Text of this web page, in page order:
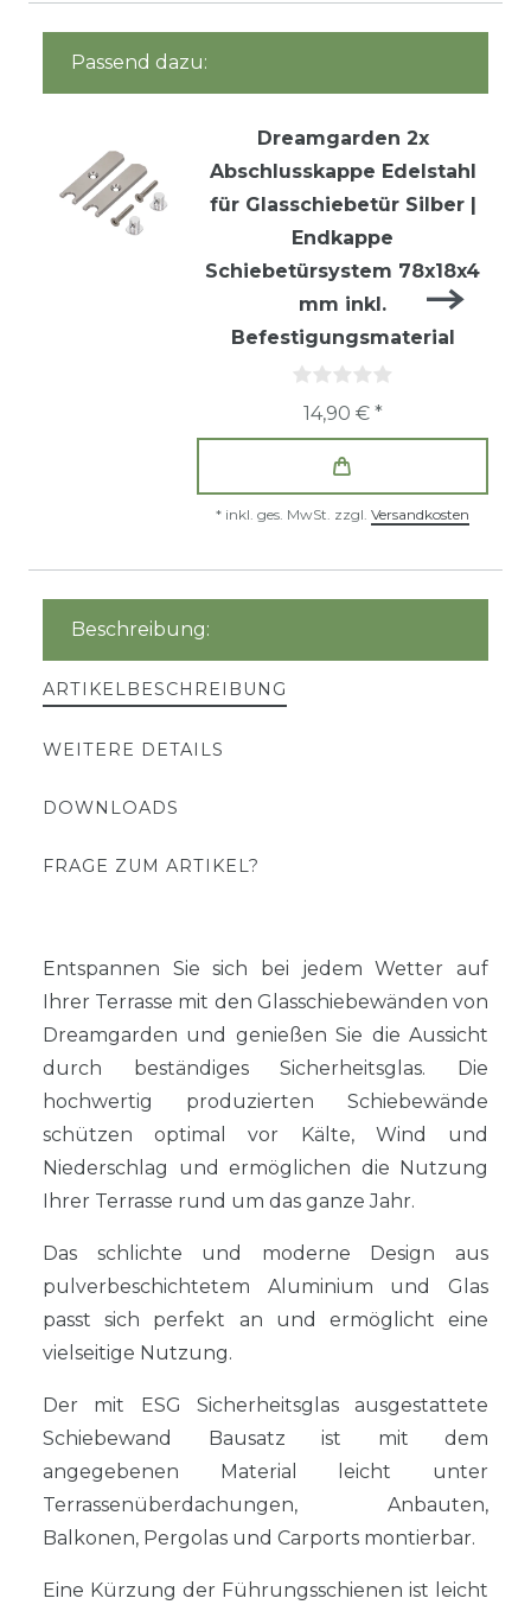
Passend dazu:
Dreamgarden 2x
Abschlusskappe Edelstahl
für Glasschiebetür Silber |
Endkappe
Schiebetürsystem 78x18x4
mm inkl.
Befestigungsmaterial
14,90 € *
* inkl. ges. MwSt. zzgl. Versandkosten
Beschreibung:
ARTIKELBESCHREIBUNG
WEITERE DETAILS
DOWNLOADS
FRAGE ZUM ARTIKEL?
Entspannen Sie sich bei jedem Wetter auf
Ihrer Terrasse mit den Glasschiebewänden von
Dreamgarden und genießen Sie die Aussicht
durch beständiges Sicherheitsglas. Die
hochwertig produzierten Schiebewände
schützen optimal vor Kälte, Wind und
Niederschlag und ermöglichen die Nutzung
Ihrer Terrasse rund um das ganze Jahr.
Das schlichte und moderne Design aus
pulverbeschichtetem Aluminium und Glas
passt sich perfekt an und ermöglicht eine
vielseitige Nutzung.
Der mit ESG Sicherheitsglas ausgestattete
Schiebewand Bausatz ist mit dem
angegebenen Material leicht unter
Terrassenüberdachungen, Anbauten,
Balkonen, Pergolas und Carports montierbar.
Eine Kürzung der Führungsschienen ist leicht